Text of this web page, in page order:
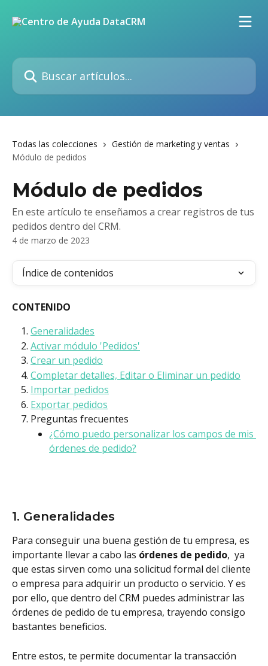
Buscar artículos...
Todas las colecciones
Gestión de marketing y ventas
Módulo de pedidos
Módulo de pedidos
En este artículo te enseñamos a crear registros de tus
pedidos dentro del CRM.
4 de marzo de 2023
Índice de contenidos
CONTENIDO
Generalidades
Activar módulo 'Pedidos'
Crear un pedido
Completar detalles, Editar o Eliminar un pedido
Importar pedidos
Exportar pedidos
Preguntas frecuentes
¿Cómo puedo personalizar los campos de mis
órdenes de pedido?
1. Generalidades
Para conseguir una buena gestión de tu empresa, es
importante llevar a cabo las órdenes de pedido,  ya
que estas sirven como una solicitud formal del cliente
o empresa para adquirir un producto o servicio. Y es
por ello, que dentro del CRM puedes administrar las
órdenes de pedido de tu empresa, trayendo consigo
bastantes beneficios.
Entre estos, te permite documentar la transacción